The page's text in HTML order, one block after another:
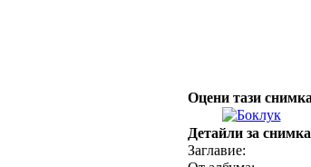
Оцени тази снимка
Детайли за
Заглавие: